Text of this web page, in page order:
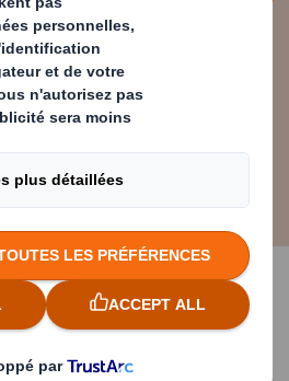
chez DS Smith